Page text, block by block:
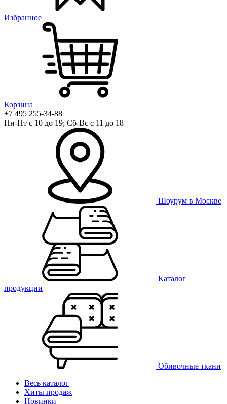
Избранное
Корзина
+7 495 255-34-88
Пн-Пт с 10 до 19; Сб-Вс с 11 до 18
Шоурум в Москве
Каталог
продукции
Обивочные ткани
Весь каталог
Хиты продаж
Новинки